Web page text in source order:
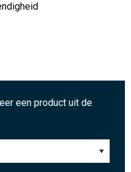
een product uit de